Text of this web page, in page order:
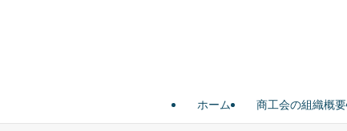
ホーム 商工会の組織概要